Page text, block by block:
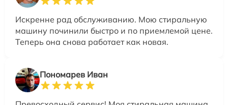
Искренне рад обслуживанию. Мою стиральную
машину починили быстро и по приемлемой цене.
Теперь она снова работает как новая.
Пономарев Иван